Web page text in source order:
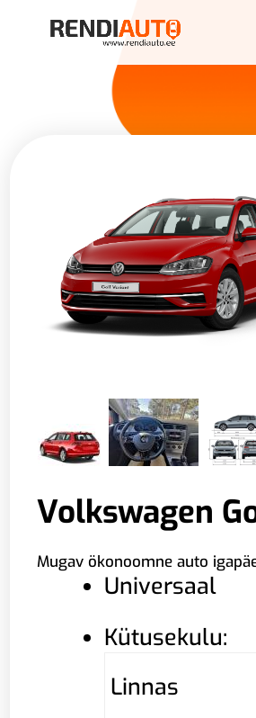
Volkswagen
Mugav ökonoomne auto
Universaal
Kütusekulu:
Linnas